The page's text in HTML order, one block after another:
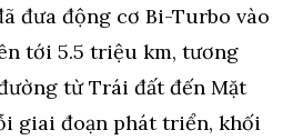
đưa động cơ Bi-Turbo vào
tới 5.5 triệu km, tương
từ Trái đất đến Mặt
giai đoạn phát triển, khối